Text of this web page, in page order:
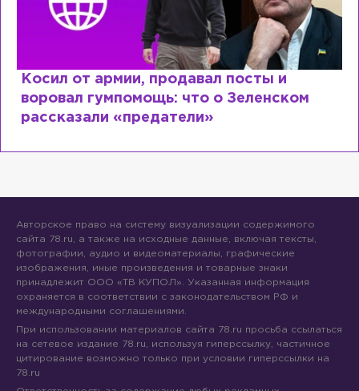
Рыдает из-за мужа, но опять
Лазаревым: как Лера Кудрявцева
сходит с ума
Авторское право на систему визуализации содержимого
сайта 78.ru, а также на исходные данные, включая тексты,
фотографии, аудио и видеоматериалы, графические
изображения, иные произведения и товарные знаки
принадлежит ООО «ТВ КУПОЛ». Указанная информация
охраняется в соответствии с законодательством РФ и
международными соглашениями.
При использовании материалов сайта 78.ru просьба ссылаться
на сетевое издание 78.ru, используя гиперссылку, частичное
цитирование возможно только при условии гиперссылки на
78.ru